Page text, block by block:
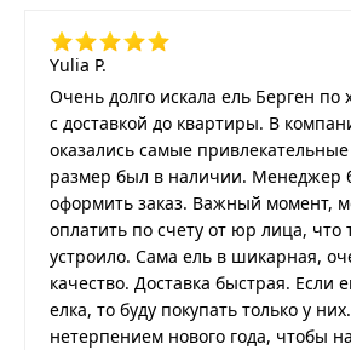
Yulia P.
Очень долго искала ель Берген
с доставкой до квартиры. В
оказались самые
размер был в наличии. Менеджер
оформить заказ. Важный момент,
оплатить по счету от юр лица,
устроило. Сама ель в шикарная,
качество. Доставка быстрая. Если
елка, то буду покупать только у
нетерпением нового года, чтобы